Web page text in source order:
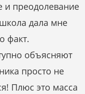
и преодолевание
дала мне
факт.
объясняют
просто не
Плюс это масса